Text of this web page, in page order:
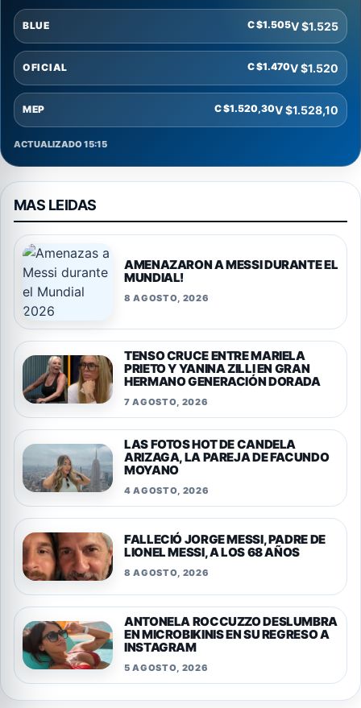
BLUE C $1.505V $1.525
OFICIAL C $1.470V $1.520
MEP C $1.520,30V $1.528,10
ACTUALIZADO 15:15
MAS LEIDAS
AMENAZARON A MESSI DURANTE EL
MUNDIAL!
8 AGOSTO, 2026
TENSO CRUCE ENTRE MARIELA
PRIETO Y YANINA ZILLI EN GRAN
HERMANO GENERACIÓN DORADA
7 AGOSTO, 2026
LAS FOTOS HOT DE CANDELA
ARIZAGA, LA PAREJA DE FACUNDO
MOYANO
4 AGOSTO, 2026
FALLECIÓ JORGE MESSI, PADRE DE
LIONEL MESSI, A LOS 68 AÑOS
8 AGOSTO, 2026
ANTONELA ROCCUZZO DESLUMBRA
EN MICROBIKINIS EN SU REGRESO A
INSTAGRAM
5 AGOSTO, 2026